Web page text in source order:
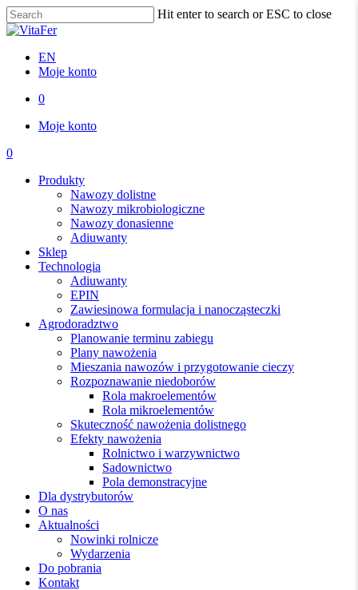
Skip
to
content
Hit enter to search or ESC to close
Close
EN
Moje konto
0
Menu
Moje konto
0
Produkty
Nawozy dolistne
Nawozy mikrobiologiczne
Nawozy donasienne
Adiuwanty
Sklep
Technologia
Adiuwanty
EPIN
Zawiesinowa formulacja i nanocząsteczki
Agrodoradztwo
Planowanie terminu zabiegu
Plany nawożenia
Mieszania nawozów i przygotowanie cieczy
Rozpoznawanie niedoborów
Rola makroelementów
Rola mikroelementów
Skuteczność nawożenia dolistnego
Efekty nawożenia
Rolnictwo i warzywnictwo
Sadownictwo
Pola demonstracyjne
Dla dystrybutorów
O nas
Aktualności
Nowinki rolnicze
Wydarzenia
Do pobrania
Kontakt